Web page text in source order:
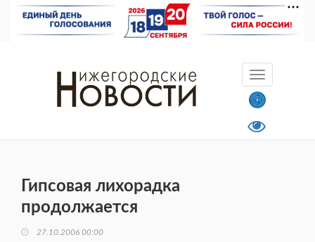
Гипсовая лихорадка
продолжается
27.10.2006 00:00